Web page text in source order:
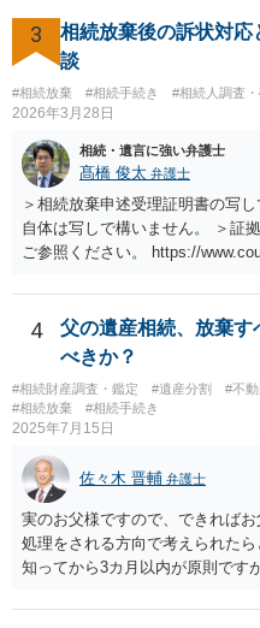
3
相続放棄後の訴状対応
談
#相続放棄 #相続手続き #相続人調査
2026年3月28日
相続・遺言に強い弁護士
髙橋 俊太 弁護士
＞相続放棄申述受理証明書の写
自体は写しで構いません。 ＞証
ご参照ください。 https://
4
父の遺産相続、放棄す
べきか？
#相続財産調査・鑑定 #遺産分割 #不
#相続放棄
#相続手続き
2025年7月15日
佐々木 晋輔 弁護士
実のお父様ですので、できれば
処理をされる方向で考えられた
知ってから3カ月以内が原則です
放棄するかどうか決めることが